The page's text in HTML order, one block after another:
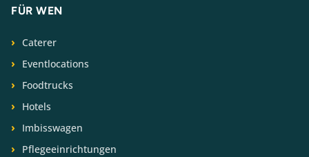
FÜR WEN
Caterer
Eventlocations
Foodtrucks
Hotels
Imbisswagen
Pflegeeinrichtungen